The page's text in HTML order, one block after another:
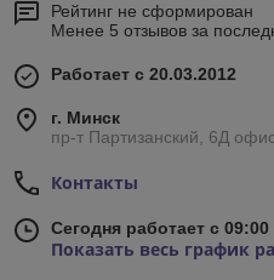
Рейтинг не сформирован
Менее 5 отзывов за
Работает с 20.03.2012
г. Минск
пр-т Партизанский, 6Д
Контакты
Сегодня работает с
Показать весь график